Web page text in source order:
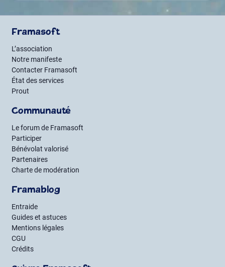
Framasoft
L’association
Notre manifeste
Contacter Framasoft
État des services
Prout
Communauté
Le forum de Framasoft
Participer
Bénévolat valorisé
Partenaires
Charte de modération
Framablog
Entraide
Guides et astuces
Mentions légales
CGU
Crédits